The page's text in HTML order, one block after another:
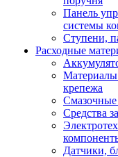
Панель
системы
Ступени,
Расходные
Материалы
крепежа
Смазочные
Средства
Датчики,